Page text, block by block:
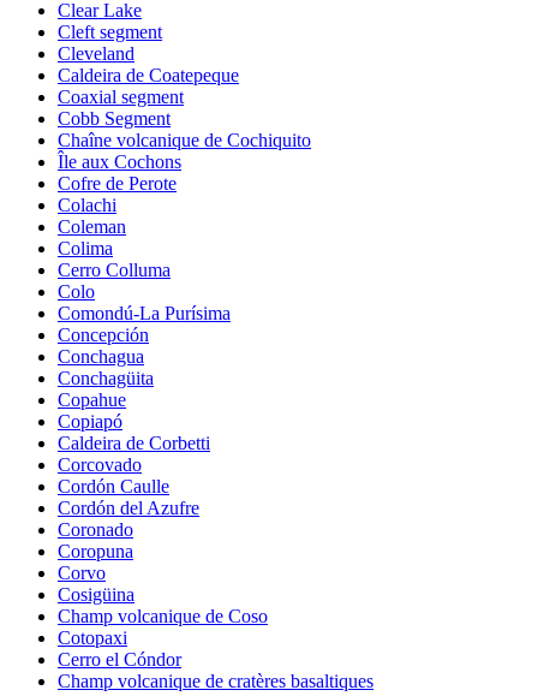
Clear Lake
Cleft segment
Cleveland
Caldeira de Coatepeque
Coaxial segment
Cobb Segment
Chaîne volcanique de Cochiquito
Île aux Cochons
Cofre de Perote
Colachi
Coleman
Colima
Cerro Colluma
Colo
Comondú-La Purísima
Concepción
Conchagua
Conchagüita
Copahue
Copiapó
Caldeira de Corbetti
Corcovado
Cordón Caulle
Cordón del Azufre
Coronado
Coropuna
Corvo
Cosigüina
Champ volcanique de Coso
Cotopaxi
Cerro el Cóndor
Champ volcanique de cratères basaltiques